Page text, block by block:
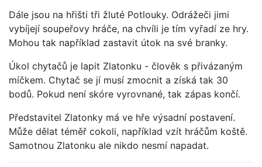
Dále jsou na hřišti tři žluté Potlouky. Odrážeči jimi
vybíjejí soupeřovy hráče, na chvíli je tím vyřadí ze hry.
Mohou tak například zastavit útok na své branky.
Úkol chytačů je lapit Zlatonku - člověk s přivázaným
míčkem. Chytač se jí musí zmocnit a získá tak 30
bodů. Pokud není skóre vyrovnané, tak zápas končí.
Představitel Zlatonky má ve hře výsadní postavení.
Může dělat téměř cokoli, například vzít hráčům koště.
Samotnou Zlatonku ale nikdo nesmí napadat.